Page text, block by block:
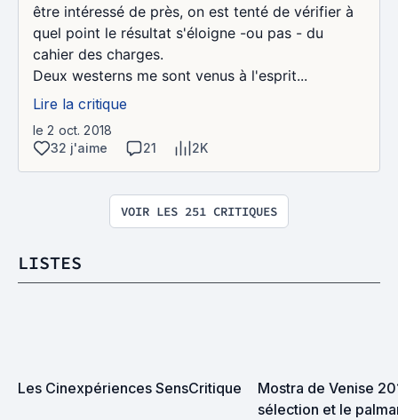
être intéressé de près, on est tenté de vérifier à
quel point le résultat s'éloigne -ou pas - du
cahier des charges.
Deux westerns me sont venus à l'esprit...
Lire la critique
le 2 oct. 2018
32 j'aime
21 2K
VOIR LES 251 CRITIQUES
LISTES
Les Cinexpériences SensCritique
Mostra de Venise
sélection et le